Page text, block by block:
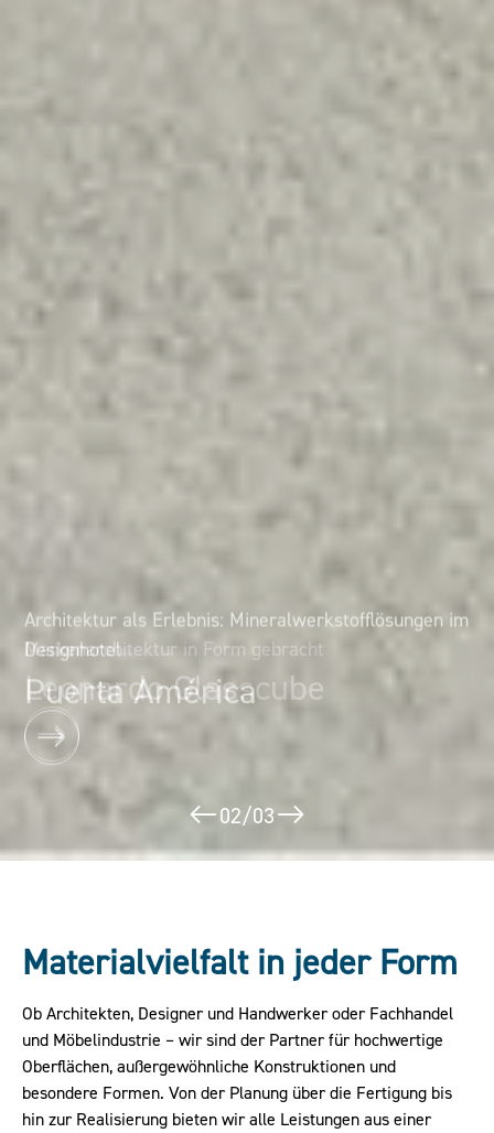
Markenarchitektur in Form gebracht
Leonardo Glasscube
Architektur als Erlebnis: Mineralwerkstofflösungen im
Designhotel
Puerta América
02/03
Materialvielfalt in jeder Form
Ob Architekten, Designer und Handwerker oder Fachhandel
und Möbelindustrie – wir sind der Partner für hochwertige
Oberflächen, außergewöhnliche Konstruktionen und
besondere Formen. Von der Planung über die Fertigung bis
hin zur Realisierung bieten wir alle Leistungen aus einer